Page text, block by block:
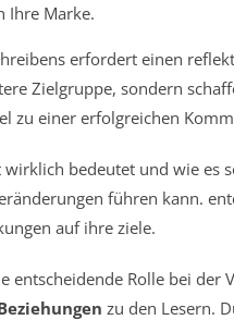
Ihre Marke.
erfordert einen
Zielgruppe, sondern
zu einer erfolgreichen
entscheidende Rolle bei
zu den Lesern.